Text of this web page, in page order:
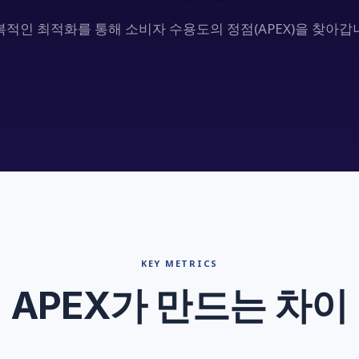
적인 최적화를 통해 소비자 수용도의 정점(APEX)을 찾아갑
Consumer Acceptance Score
KEY METRICS
APEX가 만드는 차이